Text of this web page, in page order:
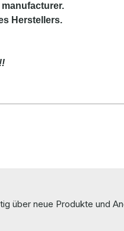
.
Herstellers.
über neue Produkte und